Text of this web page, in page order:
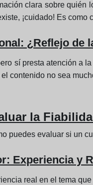
clara sobre
¡cuidado! Es
¿Reflejo de
sí presta atención a
contenido no sea
la
puedes evaluar si un
Experiencia y
real en el tema